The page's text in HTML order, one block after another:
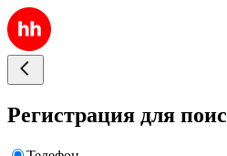
Регистрация для